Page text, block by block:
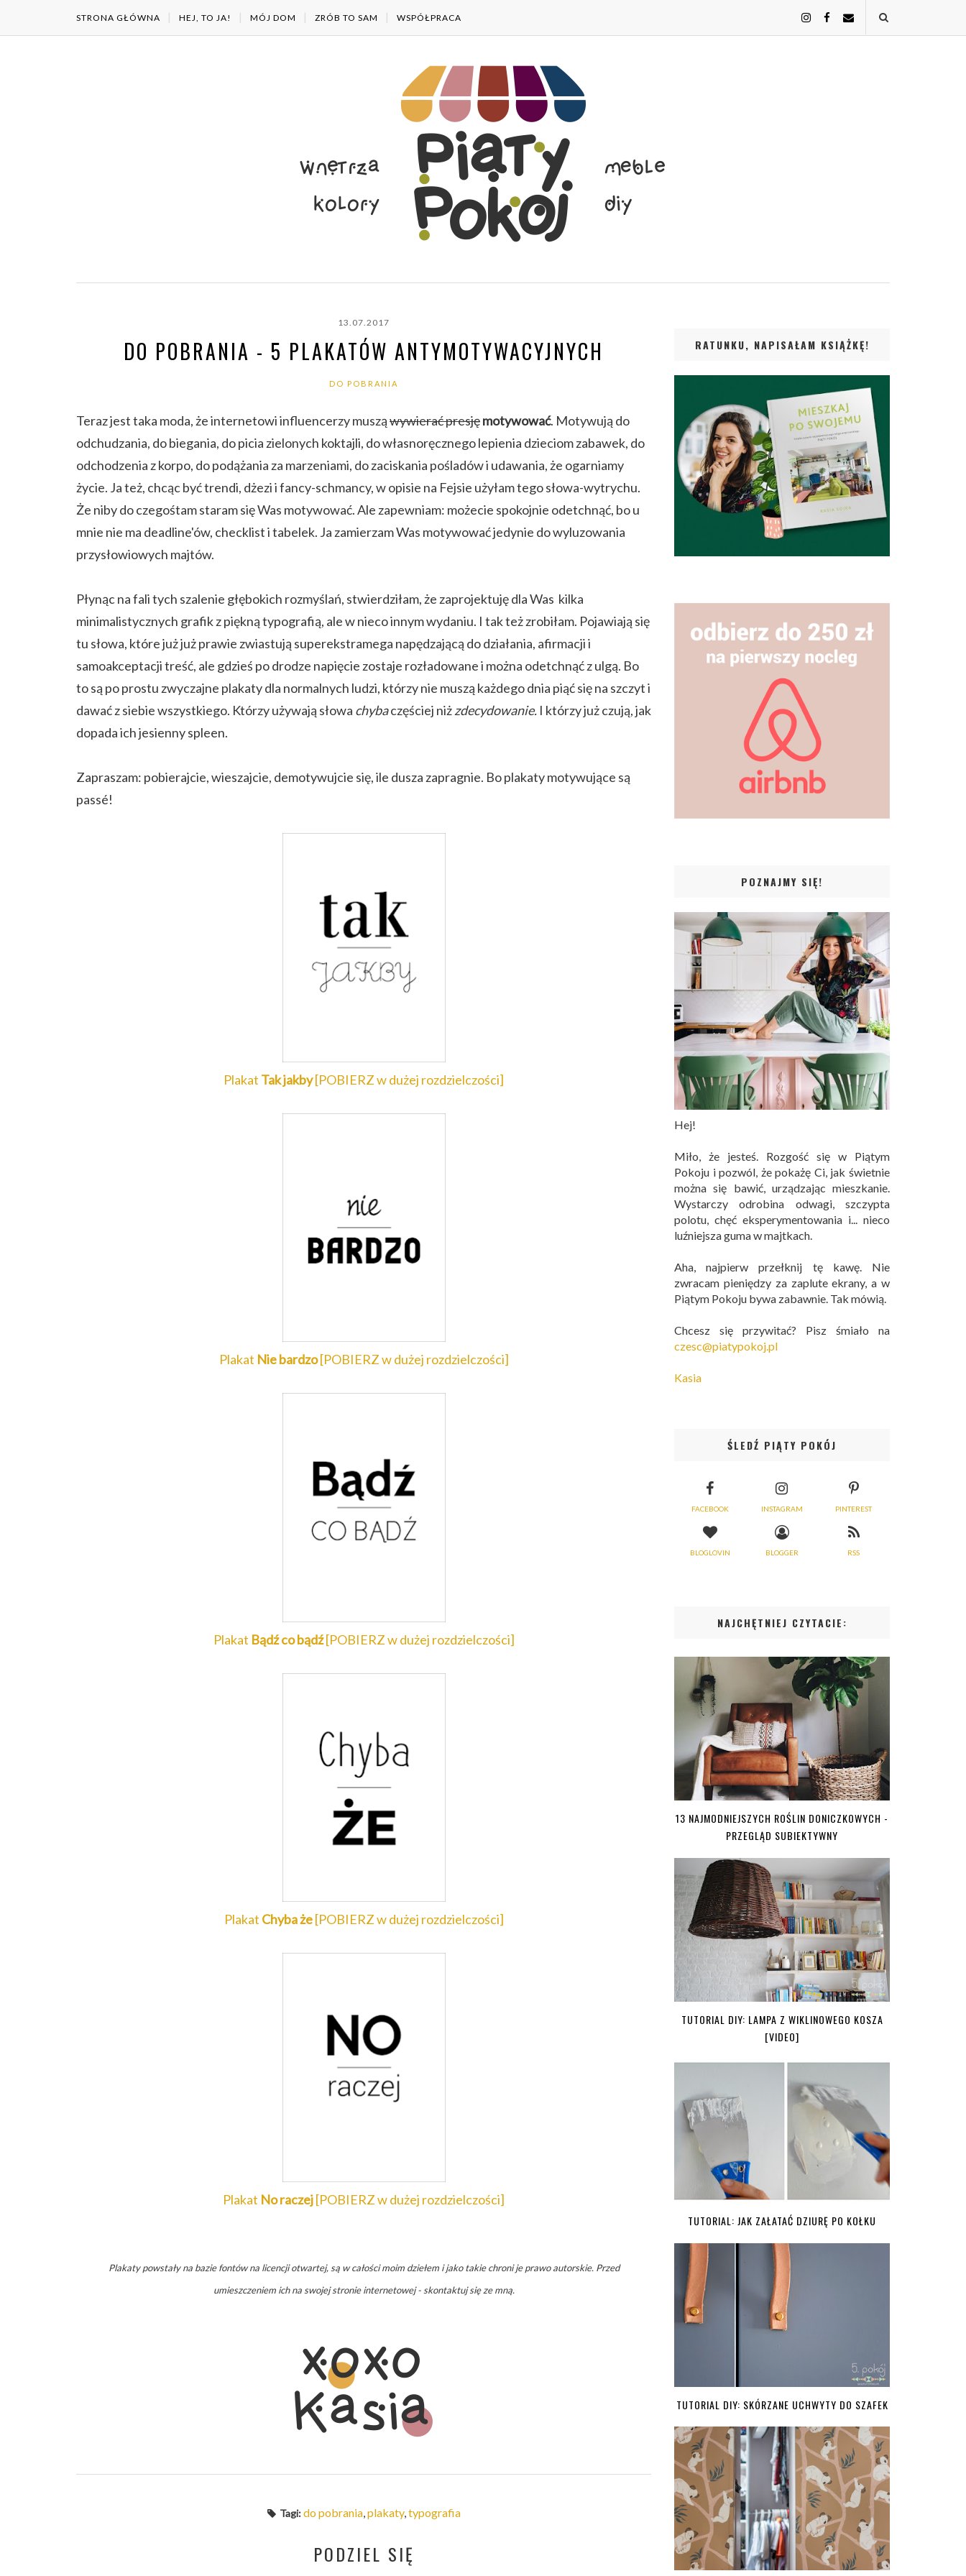
STRONA GŁÓWNA HEJ, TO JA! MÓJ DOM ZRÓB TO SAM WSPÓŁPRACA
13.07.2017
DO POBRANIA - 5 PLAKATÓW ANTYMOTYWACYJNYCH
DO POBRANIA
Teraz jest taka moda, że internetowi influencerzy musząwywierać presjęmotywować. Motywują do
odchudzania, do biegania, do picia zielonych koktajli, do własnoręcznego lepienia dzieciom zabawek, do
odchodzenia z korpo, do podążania za marzeniami, do zaciskania pośladów i udawania, że ogarniamy
życie. Ja też, chcąc być trendi, dżezi i fancy-schmancy, w opisie na Fejsie użyłam tego słowa-wytrychu.
Że niby do czegośtam staram się Was motywować. Ale zapewniam: możecie spokojnie odetchnąć, bo u
mnie nie ma deadline'ów, checklist i tabelek. Ja zamierzam Was motywować jedynie do wyluzowania
przysłowiowych majtów.
Płynąc na fali tych szalenie głębokich rozmyślań, stwierdziłam, że zaprojektuję dla Was kilka
minimalistycznych grafik z piękną typografią, ale w nieco innym wydaniu. I tak też zrobiłam. Pojawiają się
tu słowa, które już już prawie zwiastują superekstramega napędzającą do działania, afirmacji i
samoakceptacji treść, ale gdzieś po drodze napięcie zostaje rozładowane i można odetchnąć z ulgą. Bo
to są po prostu zwyczajne plakaty dla normalnych ludzi, którzy nie muszą każdego dnia piąć się na szczyt i
dawać z siebie wszystkiego. Którzy używają słowa chybaczęściej niżzdecydowanie. I którzy już czują, jak
dopada ich jesienny spleen.
Zapraszam: pobierajcie, wieszajcie, demotywujcie się, ile dusza zapragnie. Boplakaty motywujące są
passé!
Plakat Tak jakby[POBIERZ w dużej rozdzielczości]
Plakat Nie bardzo[POBIERZ w dużej rozdzielczości]
Plakat Bądź co bądź[POBIERZ w dużej rozdzielczości]
Plakat Chyba że[POBIERZ w dużej rozdzielczości]
Plakat No raczej[POBIERZ w dużej rozdzielczości]
Plakaty powstały na bazie fontów na licencji otwartej, są w całości moim dziełem i jako takie chroni je prawo autorskie. Przed
umieszczeniem ich na swojej stronie internetowej - skontaktuj się ze mną.
Tagi: do pobrania,plakaty,typografia
PODZIEL SIĘ
RATUNKU, NAPISAŁAM KSIĄŻKĘ!
POZNAJMY SIĘ!
Hej!
Miło, że jesteś. Rozgość się w Piątym
Pokoju i pozwól, że pokażę Ci, jak świetnie
można się bawić, urządzając mieszkanie.
Wystarczy odrobina odwagi, szczypta
polotu, chęć eksperymentowania i... nieco
luźniejsza guma w majtkach.
Aha, najpierw przełknij tę kawę. Nie
zwracam pieniędzy za zaplute ekrany, a w
Piątym Pokoju bywa zabawnie. Tak mówią.
Chcesz się przywitać? Pisz śmiało na
czesc@piatypokoj.pl
Kasia
ŚLEDŹ PIĄTY POKÓJ
FACEBOOK INSTAGRAM PINTEREST
BLOGLOVIN BLOGGER RSS
NAJCHĘTNIEJ CZYTACIE:
13 NAJMODNIEJSZYCH ROŚLIN DONICZKOWYCH -
PRZEGLĄD SUBIEKTYWNY
TUTORIAL DIY: LAMPA Z WIKLINOWEGO KOSZA
[VIDEO]
TUTORIAL: JAK ZAŁATAĆ DZIURĘ PO KOŁKU
TUTORIAL DIY: SKÓRZANE UCHWYTY DO SZAFEK